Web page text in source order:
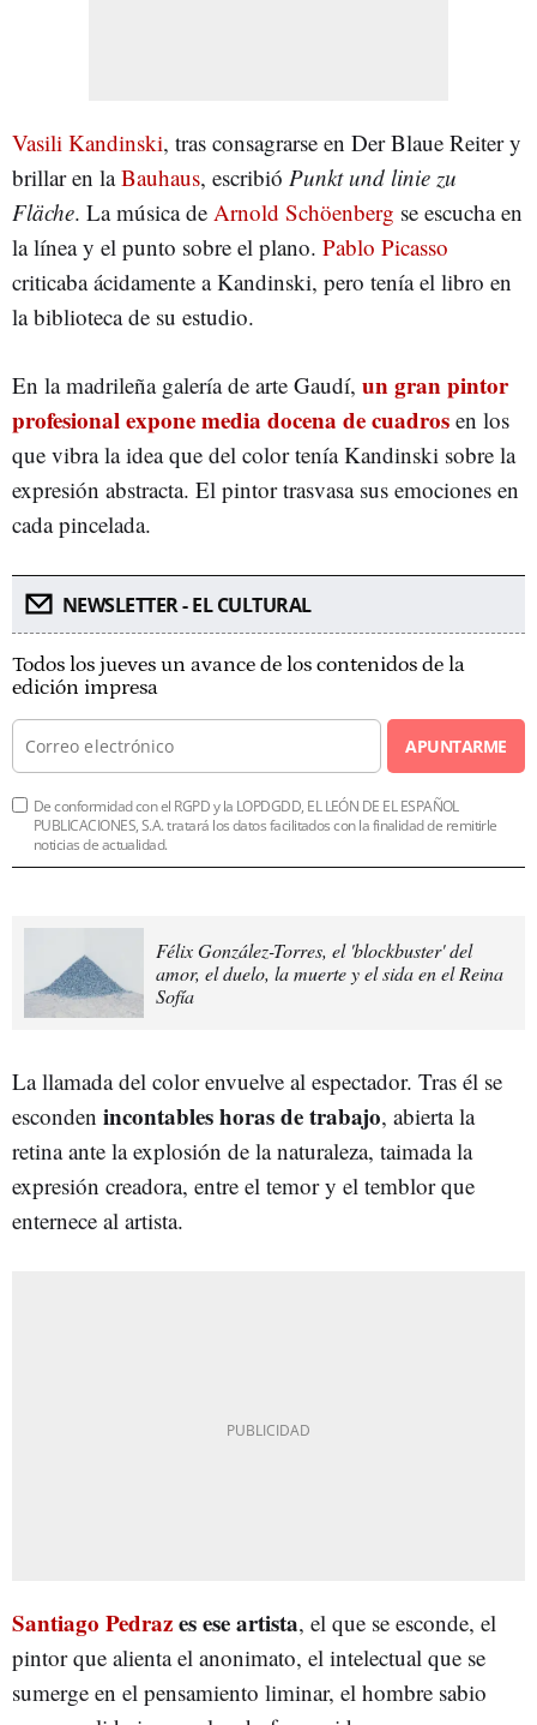
Vasili Kandinski, tras consagrarse en Der Blaue Reiter y
brillar en laBauhaus, escribió Punkt und linie zu
Fläche. La música de Arnold Schöenberg se escucha en
la línea y el punto sobre el plano. Pablo Picasso
criticaba ácidamente a Kandinski, pero tenía el libro en
la biblioteca de su estudio.
En la madrileña galería de arte Gaudí, un gran pintor
profesional expone media docena de cuadros en los
que vibra la idea que del color tenía Kandinski sobre la
expresión abstracta. El pintor trasvasa sus emociones en
cada pincelada.
NEWSLETTER - EL CULTURAL
Todos los jueves un avance de los contenidos de la
edición impresa
APUNTARME
De conformidad con el RGPD y la LOPDGDD, EL LEÓN DE EL ESPAÑOL
PUBLICACIONES, S.A. tratará los datos facilitados con la finalidad de remitirle
noticias de actualidad.
Félix González-Torres, el 'blockbuster' del
amor, el duelo, la muerte y el sida en el Reina
Sofía
La llamada del color envuelve al espectador. Tras él se
esconden incontables horas de trabajo, abierta la
retina ante la explosión de la naturaleza, taimada la
expresión creadora, entre el temor y el temblor que
enternece al artista.
Santiago Pedrazes ese artista, el que se esconde, el
pintor que alienta el anonimato, el intelectual que se
sumerge en el pensamiento liminar, el hombre sabio